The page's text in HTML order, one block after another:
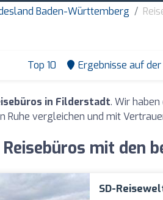
Baden-Württemberg
Top 10 Ergebnisse auf
in Filderstadt. Wir
Ruhe vergleichen und mit
Reisebüros mit den
SD-